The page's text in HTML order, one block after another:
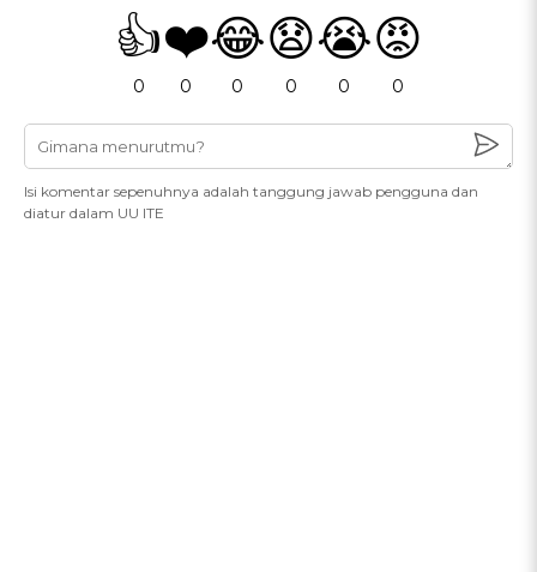
👍
0
❤️
0
😂
0
😧
0
😭
0
😡
0
Isi komentar sepenuhnya adalah tanggung jawab pengguna dan
diatur dalam UU ITE